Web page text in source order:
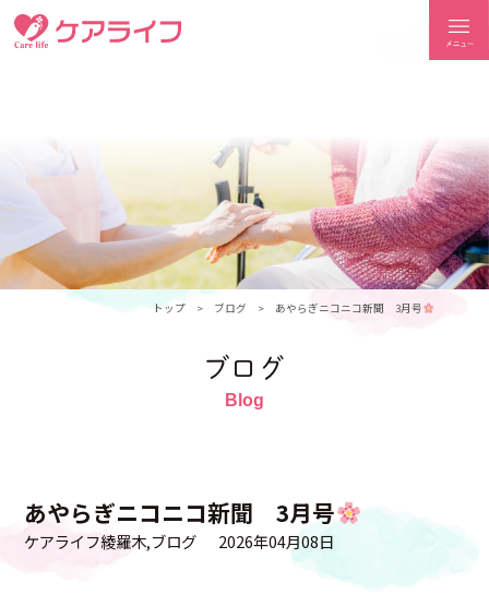
トップ ブログ あやらぎニコニコ新聞 3月号
ブログ
あやらぎニコニコ新聞 3月号
ケアライフ綾羅木 ブログ 2026年04月08日